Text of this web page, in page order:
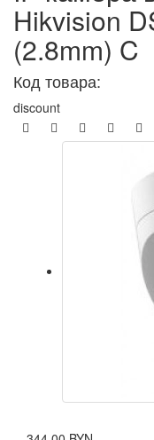
Hikvision
(2.8mm) C
Код товара:
discount